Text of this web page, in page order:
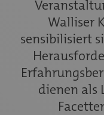
Walliser
sensibilisiert
dienen als